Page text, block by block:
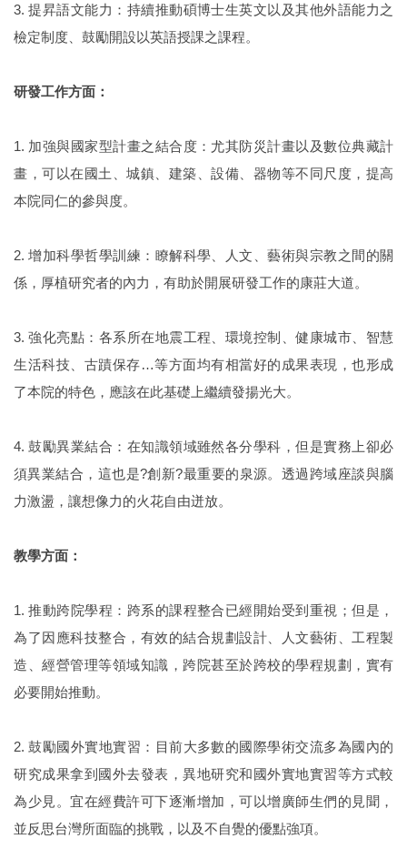
3. 提昇語文能力：持續推動碩博士生英文以及其他外語能力之
檢定制度、鼓勵開設以英語授課之課程。
研發工作方面：
1. 加強與國家型計畫之結合度：尤其防災計畫以及數位典藏計
畫，可以在國土、城鎮、建築、設備、器物等不同尺度，提高
本院同仁的參與度。
2. 增加科學哲學訓練：瞭解科學、人文、藝術與宗教之間的關
係，厚植研究者的內力，有助於開展研發工作的康莊大道。
3. 強化亮點：各系所在地震工程、環境控制、健康城市、智慧
生活科技、古蹟保存…等方面均有相當好的成果表現，也形成
了本院的特色，應該在此基礎上繼續發揚光大。
4. 鼓勵異業結合：在知識領域雖然各分學科，但是實務上卻必
須異業結合，這也是?創新?最重要的泉源。透過跨域座談與腦
力激盪，讓想像力的火花自由迸放。
教學方面：
1. 推動跨院學程：跨系的課程整合已經開始受到重視；但是，
為了因應科技整合，有效的結合規劃設計、人文藝術、工程製
造、經營管理等領域知識，跨院甚至於跨校的學程規劃，實有
必要開始推動。
2. 鼓勵國外實地實習：目前大多數的國際學術交流多為國內的
研究成果拿到國外去發表，異地研究和國外實地實習等方式較
為少見。宜在經費許可下逐漸增加，可以增廣師生們的見聞，
並反思台灣所面臨的挑戰，以及不自覺的優點強項。